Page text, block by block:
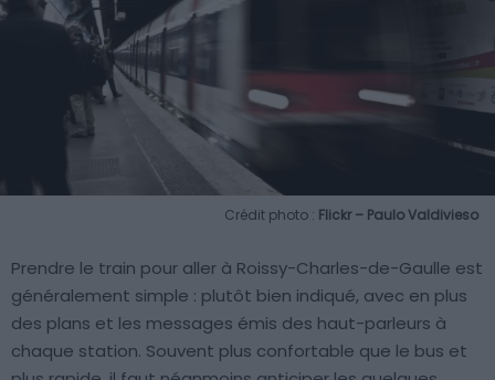
Crédit photo : Flickr – Paulo Valdivieso
Prendre le train pour aller à Roissy-Charles-de-Gaulle est
généralement simple : plutôt bien indiqué, avec en plus
des plans et les messages émis des haut-parleurs à
chaque station. Souvent plus confortable que le bus et